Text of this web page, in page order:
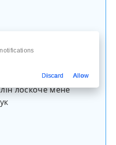
лоскоче мене
Discard Allow